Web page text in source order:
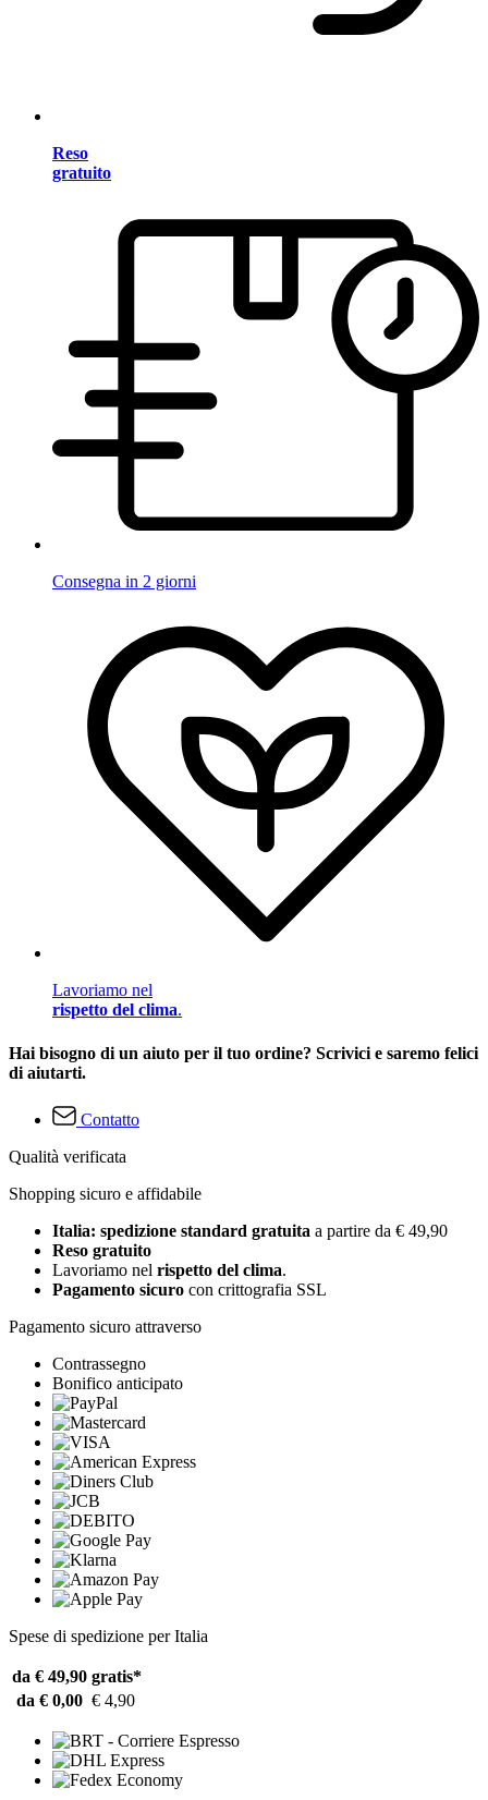
Reso
gratuito
Consegna in 2 giorni
Lavoriamo nel
rispetto del clima.
Hai bisogno di un aiuto per il tuo ordine? Scrivici e saremo felici
di aiutarti.
Contatto
Qualità verificata
Shopping sicuro e affidabile
Italia: spedizione standard gratuita a partire da € 49,90
Reso gratuito
Lavoriamo nel rispetto del clima.
Pagamento sicuro con crittografia SSL
Pagamento sicuro attraverso
Contrassegno
Bonifico anticipato
Spese di spedizione per Italia
da € 49,90 gratis*
da € 0,00 € 4,90